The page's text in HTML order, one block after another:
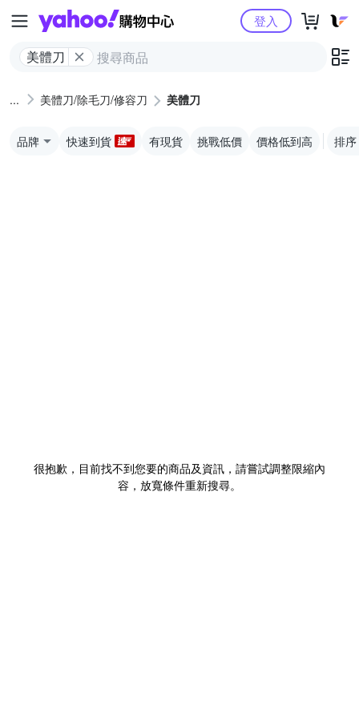
Yahoo購物中心
美體刀
登入
美體刀/除毛刀/修容刀 美體刀
品牌 快速到貨 有現貨 挑戰低價 價格低到高 排序
很抱歉，目前找不到您要的商品及資訊，請嘗試調整限縮內
容，放寬條件重新搜尋。